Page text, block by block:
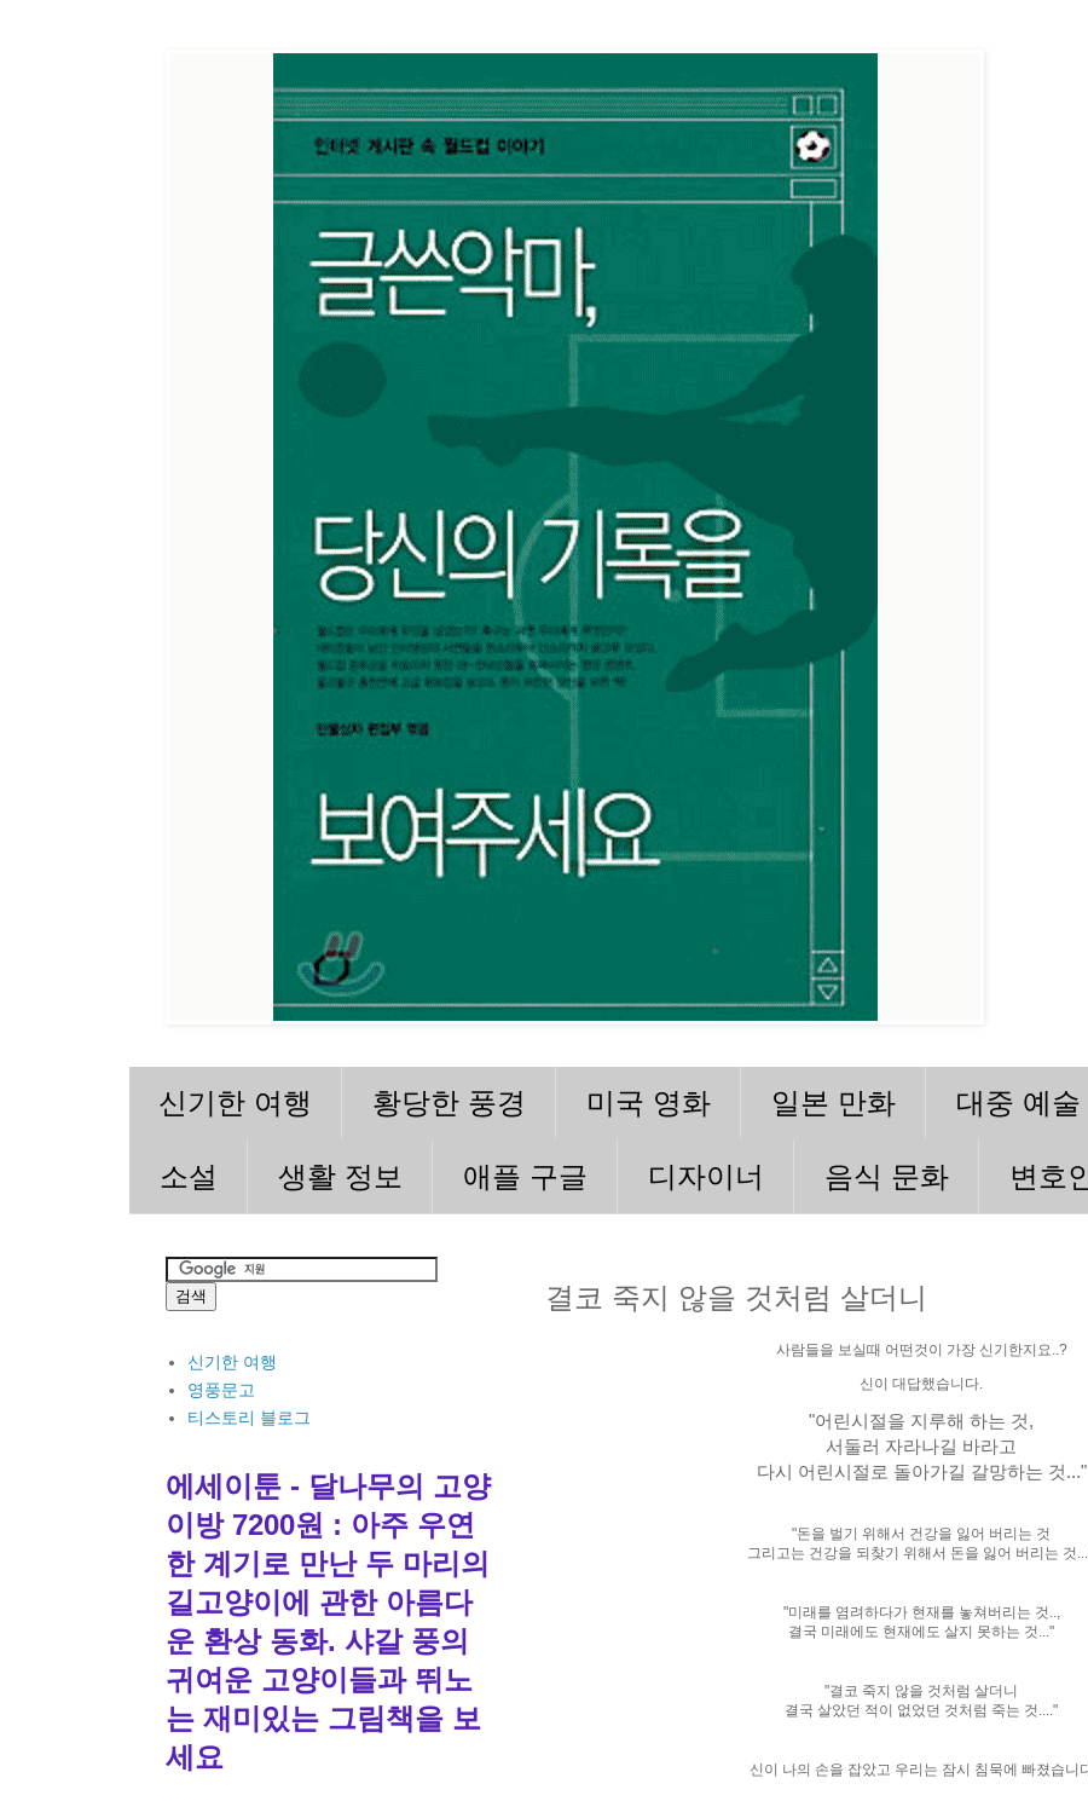
신기한 여행 황당한 풍경 미국 영화 일본 만화 대중 예술
소설 생활 정보 애플 구글 디자이너 음식 문화 변호
결코 죽지 않을 것처럼 살더니
사람들을 보실때 어떤것이 가장 신기한지요..?
신이 대답했습니다.
"어린시절을 지루해 하는 것,
서둘러 자라나길 바라고
다시 어린시절로 돌아가길 갈망하는 것..."
"돈을 벌기 위해서 건강을 잃어 버리는 것
그리고는 건강을 되찾기 위해서 돈을 잃어 버리는 것
"미래를 염려하다가 현재를 놓쳐버리는 것..,
결국 미래에도 현재에도 살지 못하는 것..."
"결코 죽지 않을 것처럼 살더니
결국 살았던 적이 없었던 것처럼 죽는 것...."
신이 나의 손을 잡았고 우리는 잠시 침묵에 빠졌습니
신기한 여행
영풍문고
티스토리 블로그
에세이툰 - 달나무의 고양
이방 7200원 : 아주 우연
한 계기로 만난 두 마리의
길고양이에 관한 아름다
운 환상 동화. 샤갈 풍의
귀여운 고양이들과 뛰노
는 재미있는 그림책을 보
세요